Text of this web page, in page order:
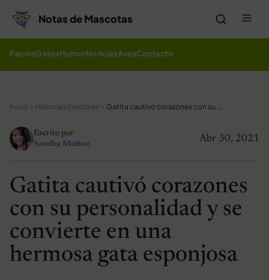
Notas de Mascotas
PerrosGatosHumorNoticiasAvesContacto
Inicio Historias Emotivas Gatita cautivó corazones con su personalidad y se convierte en una hermosa gata esponjosa
Abr 30, 2021
Escrito por
Sandra Muñoz
Gatita cautivó corazones
con su personalidad y se
convierte en una
hermosa gata esponjosa